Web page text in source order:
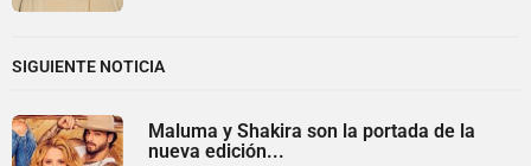
SIGUIENTE NOTICIA
Maluma y Shakira son la portada de la
nueva edición...